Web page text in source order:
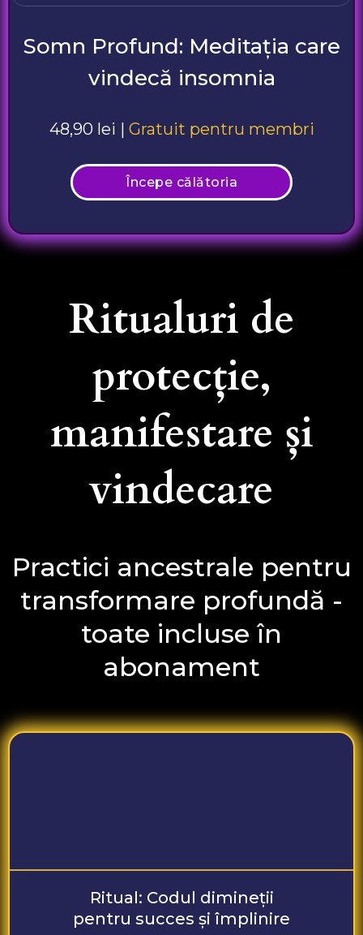
Somn Profund: Meditația care
vindecă insomnia
48,90 lei | Gratuit pentru membri
Începe călătoria
Ritualuri de
protecție,
manifestare și
vindecare
Practici ancestrale pentru
transformare profundă -
toate incluse în
abonament
Ritual: Codul dimineții
pentru succes și împlinire